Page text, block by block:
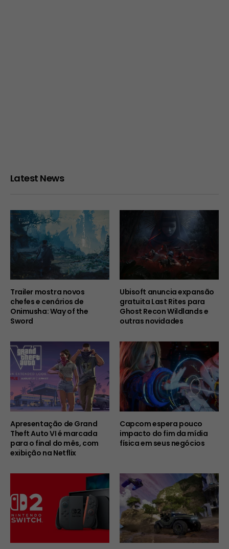
Latest News
Trailer mostra novos
chefes e cenários de
Onimusha: Way of the
Sword
Ubisoft anuncia expansão
gratuita Last Rites para
Ghost Recon Wildlands e
outras novidades
Apresentação de Grand
Theft Auto VI é marcada
para o final do mês, com
exibição na Netflix
Capcom espera pouco
impacto do fim da mídia
física em seus negócios